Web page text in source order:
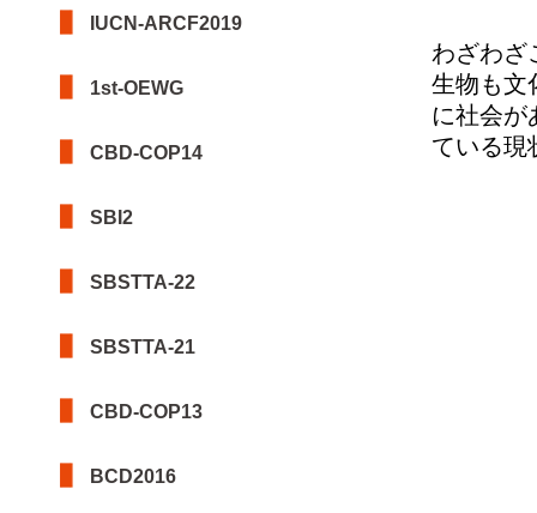
IUCN-ARCF2019
1st-OEWG
CBD-COP14
SBI2
SBSTTA-22
SBSTTA-21
CBD-COP13
BCD2016
わざわざ
生物も文
に社会が
ている現